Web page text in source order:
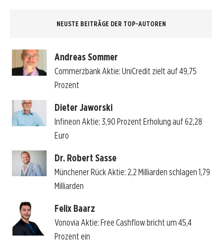
NEUSTE BEITRÄGE DER TOP-AUTOREN
Andreas Sommer
Commerzbank Aktie: UniCredit zielt auf 49,75
Prozent
Dieter Jaworski
Infineon Aktie: 3,90 Prozent Erholung auf 62,28
Euro
Dr. Robert Sasse
Münchener Rück Aktie: 2,2 Milliarden schlagen 1,79
Milliarden
Felix Baarz
Vonovia Aktie: Free Cashflow bricht um 45,4
Prozent ein